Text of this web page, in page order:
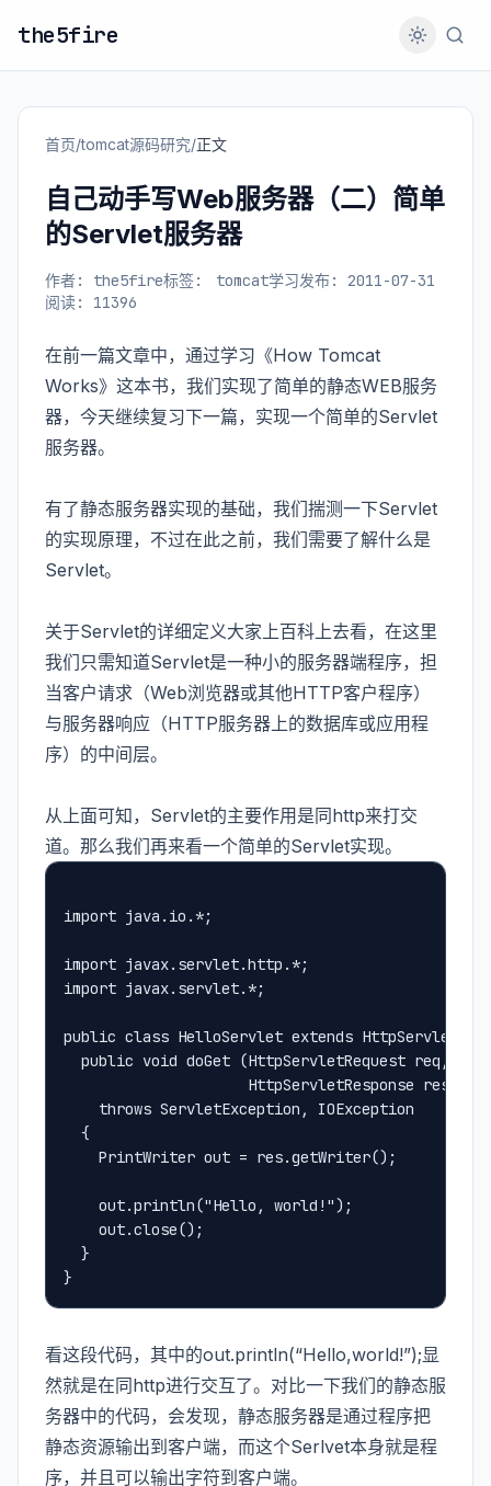
the5fire
首页/tomcat源码研究/正文
自己动手写Web服务器（二）简单
的Servlet服务器
作者: the5fire标签: tomcat学习发布: 2011-07-31
阅读: 11396
在前一篇文章中，通过学习《How Tomcat
Works》这本书，我们实现了简单的静态WEB服务
器，今天继续复习下一篇，实现一个简单的Servlet
服务器。
有了静态服务器实现的基础，我们揣测一下Servlet
的实现原理，不过在此之前，我们需要了解什么是
Servlet。
关于Servlet的详细定义大家上百科上去看，在这里
我们只需知道Servlet是一种小的服务器端程序，担
当客户请求（Web浏览器或其他HTTP客户程序）
与服务器响应（HTTP服务器上的数据库或应用程
序）的中间层。
从上面可知，Servlet的主要作用是同http来打交
道。那么我们再来看一个简单的Servlet实现。
import java.io.*;
import javax.servlet.http.*;
import javax.servlet.*;
public class HelloServlet extends HttpServlet {
  public void doGet (HttpServletRequest req,
                     HttpServletResponse res)
    throws ServletException, IOException
  {
    PrintWriter out = res.getWriter();
    out.println("Hello, world!");
    out.close();
  }
}
看这段代码，其中的out.println(“Hello,world!”);显
然就是在同http进行交互了。对比一下我们的静态服
务器中的代码，会发现，静态服务器是通过程序把
静态资源输出到客户端，而这个Serlvet本身就是程
序，并且可以输出字符到客户端。